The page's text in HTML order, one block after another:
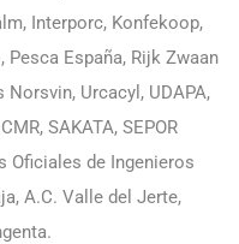
Interporc, Konfekoop,
Pesca España, Rijk Zwaan
Urcacyl, UDAPA,
SAKATA, SEPOR
Oficiales de Ingenieros
A.C. Valle del Jerte,